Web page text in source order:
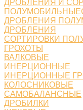
ДРОБЛЕНИЯ И
ДРОБЛЕНИЯ
ДРОБЛЕНИЯ
СОРТИРОВКИ
ГРОХОТЫ
ВАЛКОВЫЕ
ИНЕРЦИОННЫЕ
ИНЕРЦИОННЫЕ
КОЛОСНИКОВЫЕ
САМОБАЛАНСНЫЕ
ДРОБИЛКИ